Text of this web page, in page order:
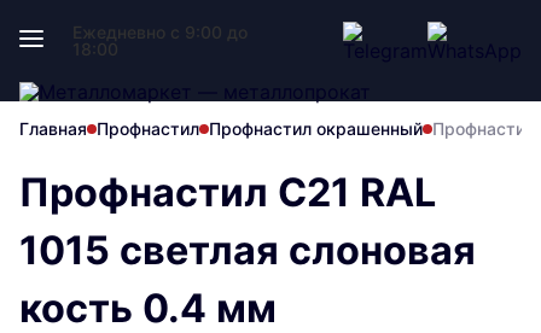
Ежедневно с 9:00 до
18:00
Главная Профнастил Профнастил окрашенный Профнастил
Профнастил С21 RAL
1015 светлая слоновая
кость 0.4 мм